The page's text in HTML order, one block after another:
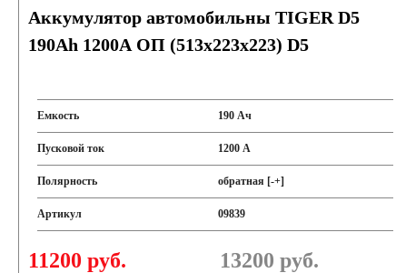
Аккумулятор автомобильны TIGER D5
190Ah 1200A ОП (513x223x223) D5
Емкость 190 Ач
Пусковой ток 1200 А
Полярность обратная [-+]
Артикул 09839
11200 руб. 13200 руб.